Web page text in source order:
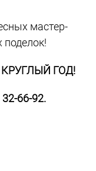
мастер-
поделок!
ГОД!
66-92.